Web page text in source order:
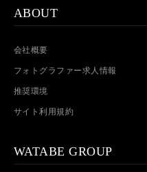
ABOUT
会社概要
フォトグラファー求人情報
推奨環境
サイト利用規約
WATABE GROUP